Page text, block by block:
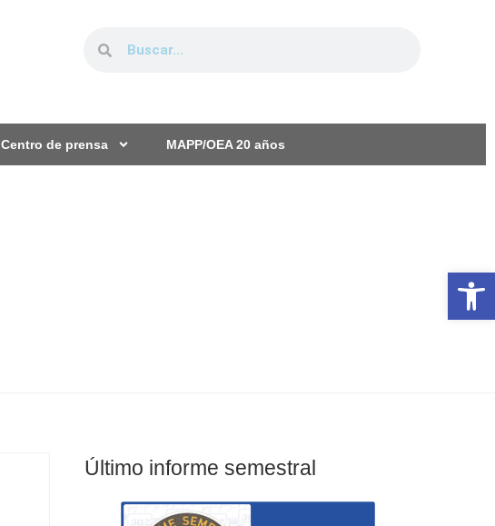
Centro de prensa MAPP/OEA 20 años
Último informe semestral